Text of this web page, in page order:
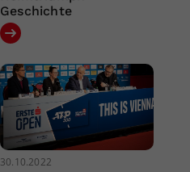
Geschichte
30.10.2022